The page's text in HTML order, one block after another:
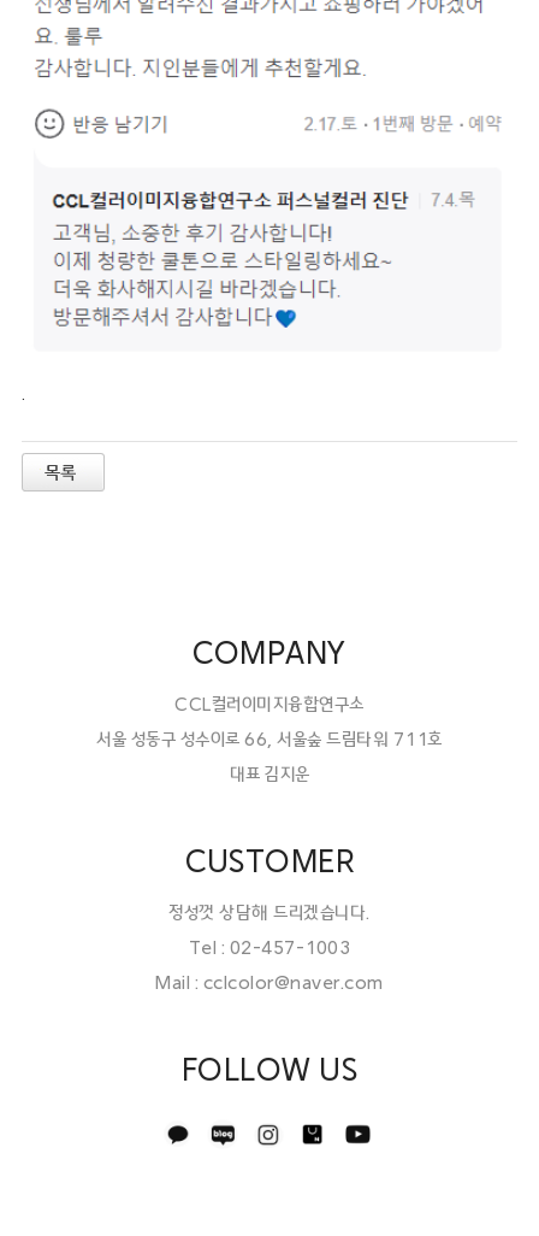
COMPANY
CCL컬러이미지융합연구소
서울 성동구 성수이로 66, 서울숲 드림타워 711호
대표 김지운
CUSTOMER
정성껏 상담해 드리겠습니다.
Tel : 02-457-1003
Mail : cclcolor@naver.com
FOLLOW US